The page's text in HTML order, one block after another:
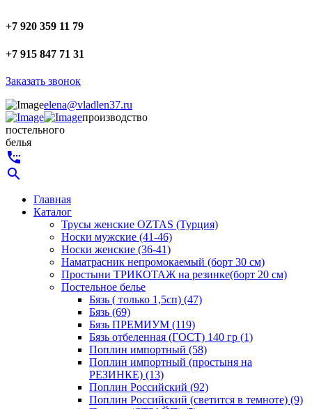
+7 920 359 11 79
+7 915 847 71 31
Заказать звонок
elena@vladlen37.ru
производство
постельного
белья
settings_phone
search
Главная
Каталог
Трусы женские OZTAS (Турция)
Носки мужские (41-46)
Носки женские (36-41)
Наматрасник непромокаемый (борт 30 см)
Простыни ТРИКОТАЖ на резинке(борт 20 см)
Постельное белье
Бязь ( только 1,5сп) (47)
Бязь (69)
Бязь ПРЕМИУМ (119)
Бязь отбеленная (ГОСТ) 140 гр (1)
Поплин импортный (58)
Поплин импортный (простыня на
РЕЗИНКЕ) (13)
Поплин Российский (92)
Поплин Российский (светится в темноте) (9)